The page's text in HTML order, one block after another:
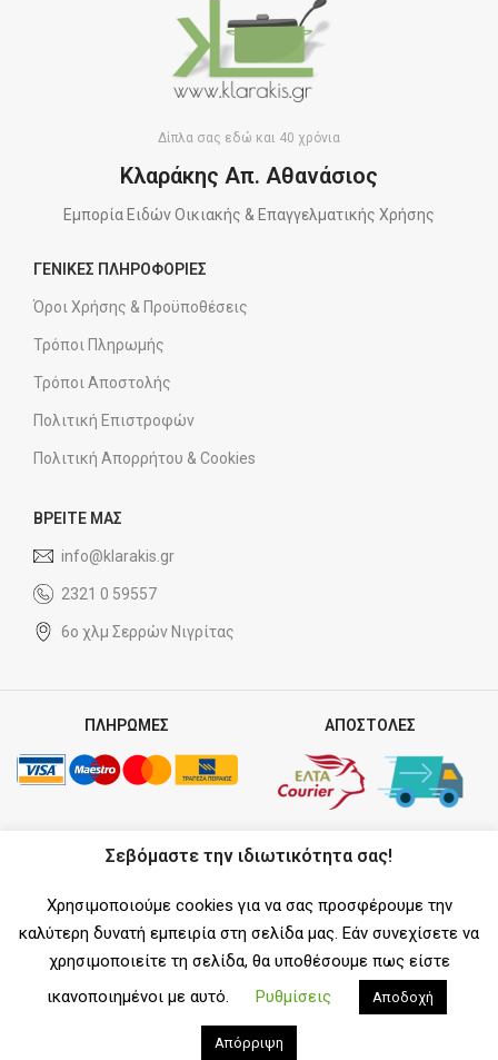
Δίπλα σας εδώ και 40 χρόνια
Κλαράκης Απ. Αθανάσιος
Εμπορία Ειδών Οικιακής & Επαγγελματικής Χρήσης
ΓΕΝΙΚΕΣ ΠΛΗΡΟΦΟΡΙΕΣ
Όροι Χρήσης & Προϋποθέσεις
Τρόποι Πληρωμής
Τρόποι Αποστολής
Πολιτική Επιστροφών
Πολιτική Απορρήτου & Cookies
ΒΡΕΙΤΕ ΜΑΣ
info@klarakis.gr
2321 0 59557
6ο χλμ Σερρών Νιγρίτας
ΠΛΗΡΩΜΕΣ ΑΠΟΣΤΟΛΕΣ
ΣΥΝΕΡΓΑΤΗΣ
SOCIAL MEDIA
Σεβόμαστε την ιδιωτικότητα σας!
Χρησιμοποιούμε cookies για να σας προσφέρουμε την
καλύτερη δυνατή εμπειρία στη σελίδα μας. Εάν συνεχίσετε να
χρησιμοποιείτε τη σελίδα, θα υποθέσουμε πως είστε
ικανοποιημένοι με αυτό.
Ρυθμίσεις Αποδοχή
Απόρριψη